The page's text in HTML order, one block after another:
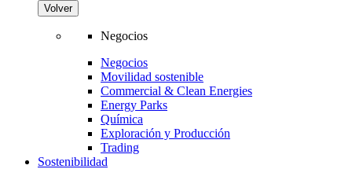
Volver
Negocios
Negocios
Movilidad sostenible
Commercial & Clean Energies
Energy Parks
Química
Exploración y Producción
Trading
Sostenibilidad